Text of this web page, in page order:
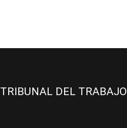
TRIBUNAL DEL TRABAJO